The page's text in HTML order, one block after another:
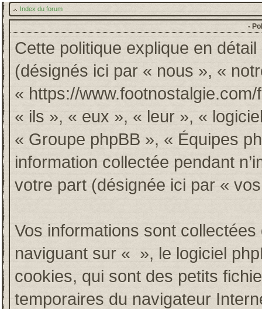
Index du forum
-
Cette politique explique en
(désignés ici par « nous », «
« https://
« ils », « eux », « leur », «
« Groupe phpBB », « Équipes
information collectée pendant
votre part (désignée ici par «
Vos informations sont
naviguant sur « », le logiciel
cookies, qui sont des petits
temporaires du navigateur